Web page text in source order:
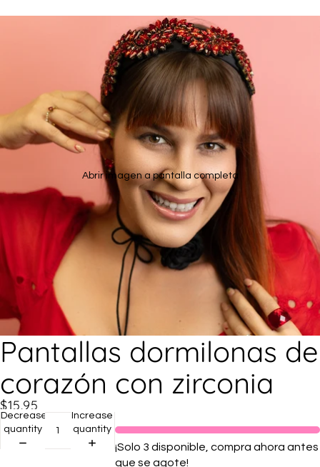
Abrir imagen a pantalla completa
Pantallas dormilonas de
corazón con zirconia
$15.95
Decrease
quantity
Increase
quantity
¡Solo 3 disponible, compra ahora antes
que se agote!